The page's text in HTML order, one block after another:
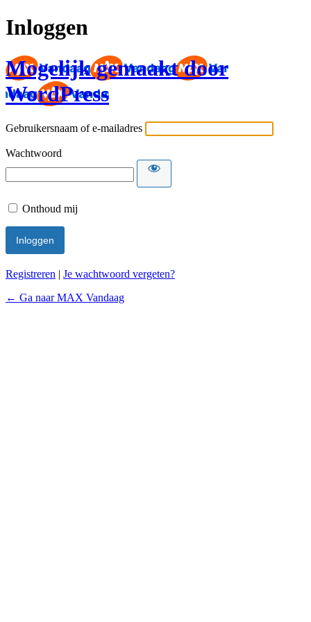
Inloggen
Mogelijk gemaakt door
WordPress
Gebruikersnaam of e-mailadres
Wachtwoord
Onthoud mij
Registreren | Je wachtwoord vergeten?
← Ga naar MAX Vandaag